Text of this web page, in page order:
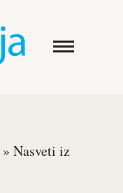
» Nasveti iz